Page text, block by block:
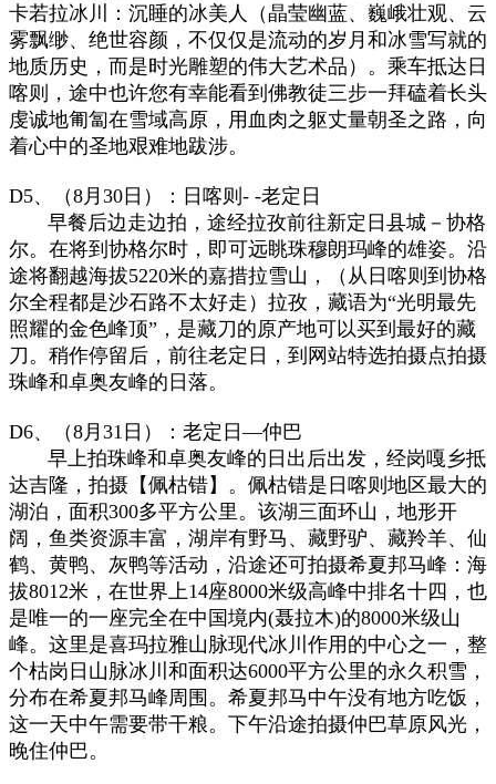
卡若拉冰川：沉睡的冰美人（晶莹幽蓝、巍峨壮观、云
雾飘缈、绝世容颜，不仅仅是流动的岁月和冰雪写就的
地质历史，而是时光雕塑的伟大艺术品）。乘车抵达日
喀则，途中也许您有幸能看到佛教徒三步一拜磕着长头
虔诚地匍匐在雪域高原，用血肉之躯丈量朝圣之路，向
着心中的圣地艰难地跋涉。
D5、（8月30日）：日喀则- -老定日
早餐后边走边拍，途经拉孜前往新定日县城－协格
尔。在将到协格尔时，即可远眺珠穆朗玛峰的雄姿。沿
途将翻越海拔5220米的嘉措拉雪山，（从日喀则到协格
尔全程都是沙石路不太好走）拉孜，藏语为“光明最先
照耀的金色峰顶”，是藏刀的原产地可以买到最好的藏
刀。稍作停留后，前往老定日，到网站特选拍摄点拍摄
珠峰和卓奥友峰的日落。
D6、（8月31日）：老定日—仲巴
早上拍珠峰和卓奥友峰的日出后出发，经岗嘎乡抵
达吉隆，拍摄【佩枯错】。佩枯错是日喀则地区最大的
湖泊，面积300多平方公里。该湖三面环山，地形开
阔，鱼类资源丰富，湖岸有野马、藏野驴、藏羚羊、仙
鹤、黄鸭、灰鸭等活动，沿途还可拍摄希夏邦马峰：海
拔8012米，在世界上14座8000米级高峰中排名十四，也
是唯一的一座完全在中国境内(聂拉木)的8000米级山
峰。这里是喜玛拉雅山脉现代冰川作用的中心之一，整
个枯岗日山脉冰川和面积达6000平方公里的永久积雪，
分布在希夏邦马峰周围。希夏邦马中午没有地方吃饭，
这一天中午需要带干粮。下午沿途拍摄仲巴草原风光，
晚住仲巴。